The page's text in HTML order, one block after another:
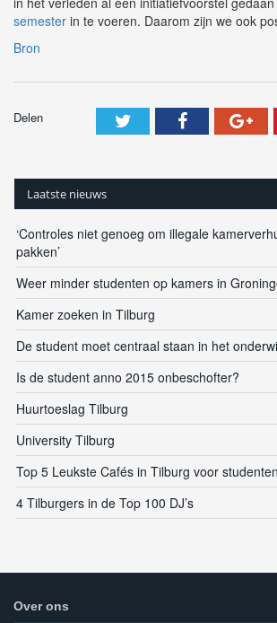
semester in te voeren. Daarom zijn we ook
Bron
Delen
Laatste nieuws
‘Controles niet genoeg om illegale
pakken’
Weer minder studenten op kamers in
Kamer zoeken in Tilburg
De student moet centraal staan in het
Is de student anno 2015 onbeschofter?
Huurtoeslag Tilburg
University Tilburg
Top 5 Leukste Cafés in Tilburg voor studenten
4 Tilburgers in de Top 100 DJ’s
Over ons